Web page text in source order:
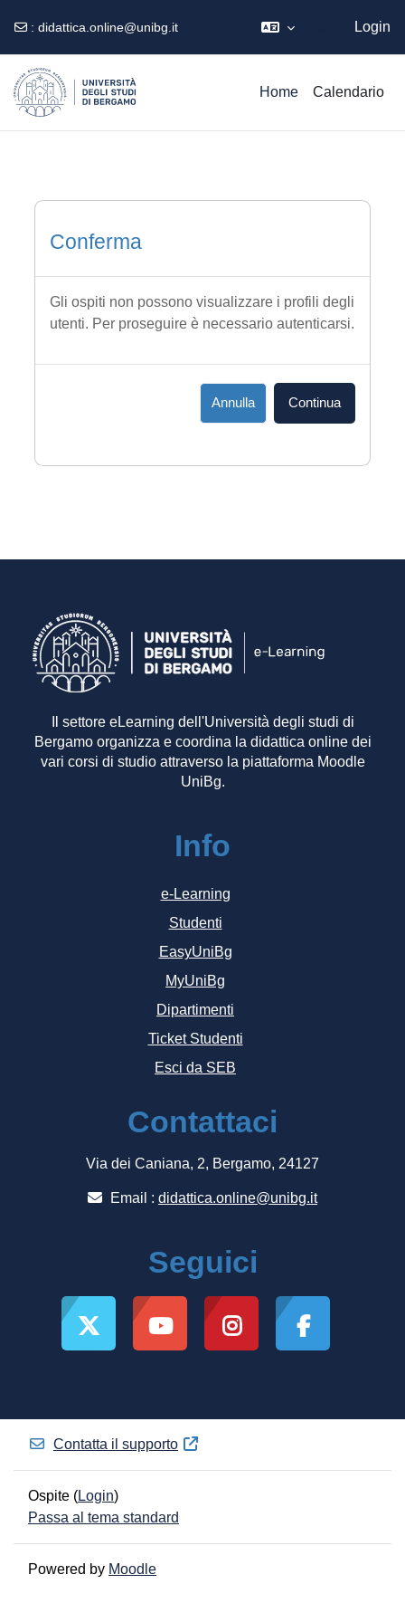
: didattica.online@unibg.it Login
Home Calendario
Conferma
Gli ospiti non possono visualizzare i profili degli
utenti. Per proseguire è necessario autenticarsi.
Annulla Continua
Il settore eLearning dell'Università degli studi di
Bergamo organizza e coordina la didattica online dei
vari corsi di studio attraverso la piattaforma Moodle
UniBg.
Info
e-Learning
Studenti
EasyUniBg
MyUniBg
Dipartimenti
Ticket Studenti
Esci da SEB
Contattaci
Via dei Caniana, 2, Bergamo, 24127
Email : didattica.online@unibg.it
Seguici
Contatta il supporto
Ospite (Login)
Passa al tema standard
Powered by Moodle